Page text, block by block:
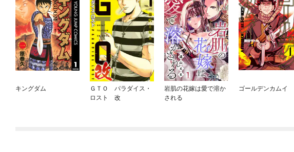
キングダム
ＧＴＯ パラダイス・
ロスト 改
岩肌の花嫁は愛で溶か
される
ゴールデンカムイ